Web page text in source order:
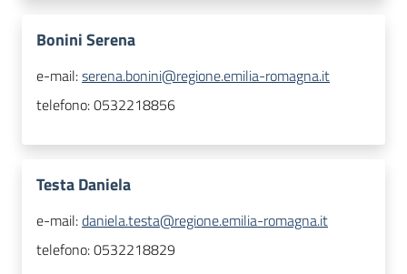
Bonini Serena
e-mail:serena.bonini@regione.emilia-romagna.it
telefono:0532218856
Testa Daniela
e-mail:daniela.testa@regione.emilia-romagna.it
telefono:0532218829